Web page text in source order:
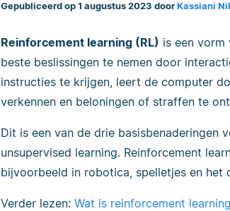
Gepubliceerd op 1 augustus 2023 door Kassiani
Reinforcement learning (RL) is een vorm
beste beslissingen te nemen door
instructies te krijgen, leert de computer
verkennen en beloningen of straffen te
Dit is een van de drie basisbenaderingen
unsupervised learning. Reinforcement
bijvoorbeeld in robotica, spelletjes en het
Verder lezen: Wat is reinforcement